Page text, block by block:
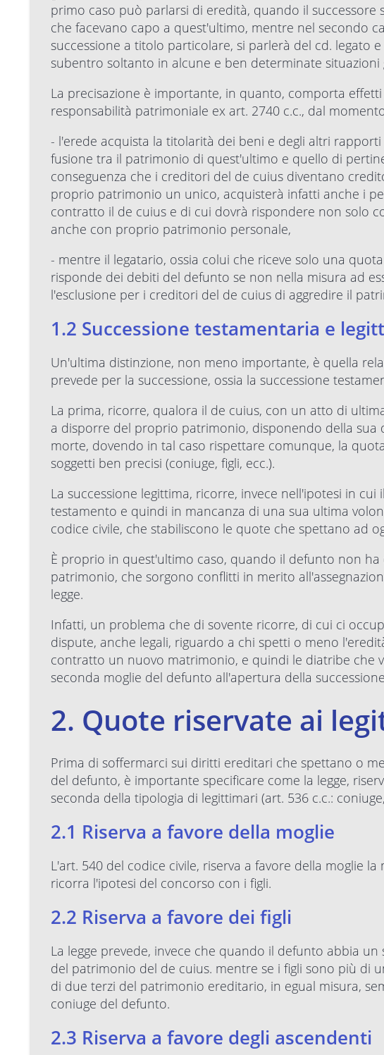
primo caso può parlarsi di eredità, quando il
che facevano capo a quest'ultimo, mentre nel secondo
successione a titolo particolare, si parlerà del cd. legato
subentro soltanto in alcune e ben determinate
La precisazione è importante, in quanto, comporta
responsabilità patrimoniale ex art. 2740 c.c., dal
- l'erede acquista la titolarità dei beni e degli altri
fusione tra il patrimonio di quest'ultimo e quello di
conseguenza che i creditori del de cuius diventano
proprio patrimonio un unico, acquisterà infatti anche i
contratto il de cuius e di cui dovrà rispondere non solo
anche con proprio patrimonio personale,
- mentre il legatario, ossia colui che riceve solo una
risponde dei debiti del defunto se non nella misura ad
l'esclusione per i creditori del de cuius di aggredire il
1.2 Successione testamentaria e
Un'ultima distinzione, non meno importante, è quella
prevede per la successione, ossia la successione
La prima, ricorre, qualora il de cuius, con un atto di
a disporre del proprio patrimonio, disponendo della sua
morte, dovendo in tal caso rispettare comunque, la
soggetti ben precisi (coniuge, figli, ecc.).
La successione legittima, ricorre, invece nell'ipotesi in
testamento e quindi in mancanza di una sua ultima
codice civile, che stabiliscono le quote che spettano ad
È proprio in quest'ultimo caso, quando il defunto non ha
patrimonio, che sorgono conflitti in merito
legge.
Infatti, un problema che di sovente ricorre, di cui ci
dispute, anche legali, riguardo a chi spetti o meno
contratto un nuovo matrimonio, e quindi le diatribe che
seconda moglie del defunto all'apertura della
2. Quote riservate ai
Prima di soffermarci sui diritti ereditari che spettano o
del defunto, è importante specificare come la legge,
seconda della tipologia di legittimari (art. 536 c.c.:
2.1 Riserva a favore della moglie
L'art. 540 del codice civile, riserva a favore della moglie
ricorra l'ipotesi del concorso con i figli.
2.2 Riserva a favore dei figli
La legge prevede, invece che quando il defunto abbia
del patrimonio del de cuius. mentre se i figli sono più di
di due terzi del patrimonio ereditario, in egual misura,
coniuge del defunto.
2.3 Riserva a favore degli ascendenti